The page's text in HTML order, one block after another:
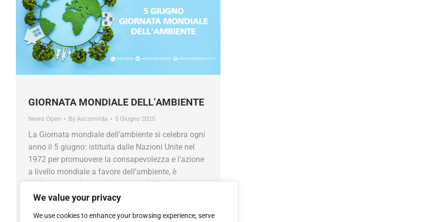
We value your privacy
We use cookies to enhance your browsing experience, serve
GIORNATA MONDIALE DELL’AMBIENTE
News Open By AscomVda 5 Giugno 2025
La Giornata mondiale dell’ambiente si celebra ogni
anno il 5 giugno: istituita dalle Nazioni Unite nel
1972 per promuovere la consapevolezza e l’azione
a livello mondiale a favore dell’ambiente, è
dedicata quest’anno al contrasto dell’inquinamento
da plastica, con incontri e iniziative in tutto il